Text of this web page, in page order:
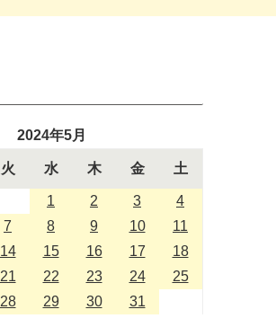
2024年5月
火 水 木 金 土
1 2 3
4
7 8 9 10
11
14 15 16 17
18
21 22 23 24
25
28 29 30 31